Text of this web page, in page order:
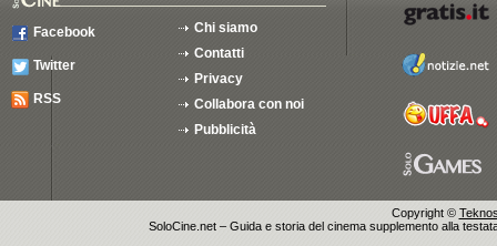
Facebook
Twitter
RSS
Chi siamo
Contatti
Privacy
Collabora con noi
Pubblicità
Copyright ©
SoloCine.net – Guida e storia del cinema supplemento alla